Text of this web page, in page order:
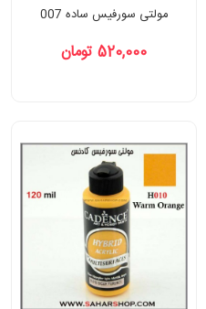
مولتی سورفیس ساده 007
520,000 تومان